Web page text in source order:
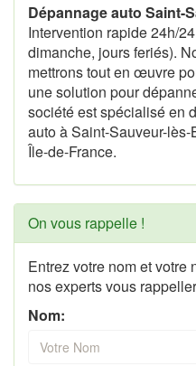
Dépannage auto Saint-
Intervention rapide 24h/
dimanche, jours feriés).
mettrons tout en œuvre
une solution pour
société est spécialisé en
auto à Saint-Sauveur-
Île-de-France.
On vous rappelle !
Entrez votre nom et votre
nos experts vous
Nom: